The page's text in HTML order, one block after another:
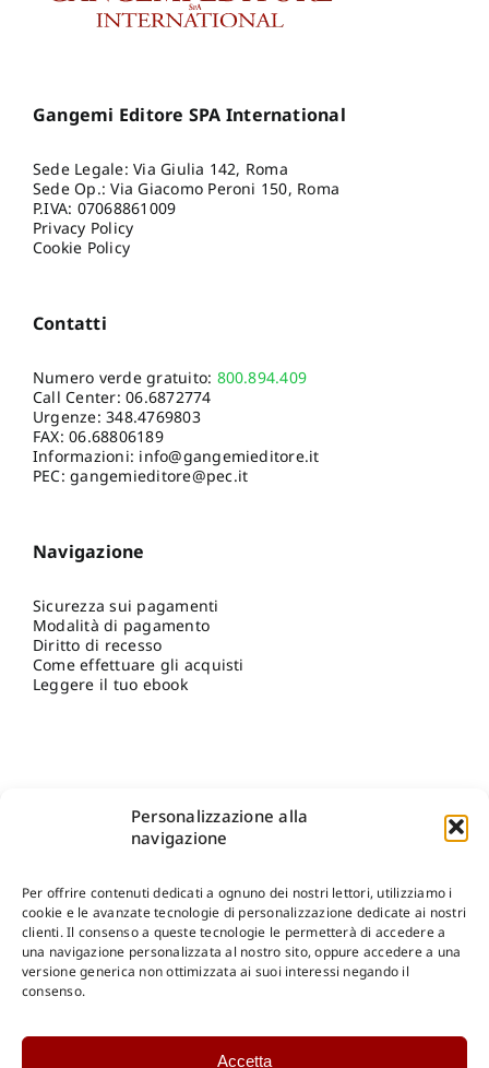
Personalizzazione alla
navigazione
Per offrire contenuti dedicati a ognuno dei nostri lettori, utilizziamo i
cookie e le avanzate tecnologie di personalizzazione dedicate ai nostri
clienti. Il consenso a queste tecnologie le permetterà di accedere a
una navigazione personalizzata al nostro sito, oppure accedere a una
versione generica non ottimizzata ai suoi interessi negando il
consenso.
Accetta
Gangemi Editore SPA International
Sede Legale: Via Giulia 142, Roma
Sede Op.: Via Giacomo Peroni 150, Roma
P.IVA: 07068861009
Privacy Policy
Cookie Policy
Contatti
Numero verde gratuito: 800.894.409
Call Center:06.6872774
Urgenze:348.4769803
FAX: 06.68806189
Informazioni: info@gangemieditore.it
PEC: gangemieditore@pec.it
Navigazione
Sicurezza sui pagamenti
Modalità di pagamento
Diritto di recesso
Come effettuare gli acquisti
Leggere il tuo ebook
Shop Gangemi Editore-Pagamenti Sicuri e anche Rateali
Catalogo Online